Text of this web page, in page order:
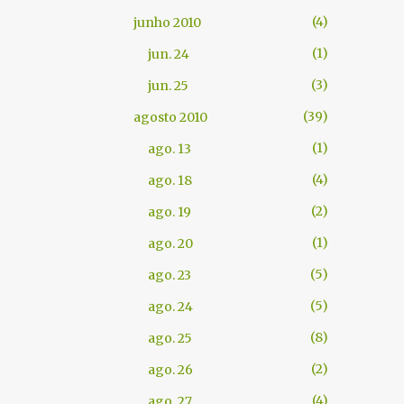
junho 2010
4
jun. 24
1
jun. 25
3
agosto 2010
39
ago. 13
1
ago. 18
4
ago. 19
2
ago. 20
1
ago. 23
5
ago. 24
5
ago. 25
8
ago. 26
2
4